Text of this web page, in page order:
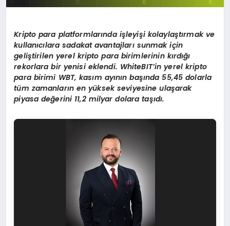
Kripto para platformlarında işleyişi kolaylaştırmak ve
kullanıcılara sadakat avantajları sunmak için
geliştirilen yerel kripto para birimlerinin kırdığı
rekorlara bir yenisi eklendi. WhiteBIT’in yerel kripto
para birimi WBT, kasım ayının başında 55,45 dolarla
tüm zamanların en yüksek seviyesine ulaşarak
piyasa değerini 11,2 milyar dolara taşıdı.